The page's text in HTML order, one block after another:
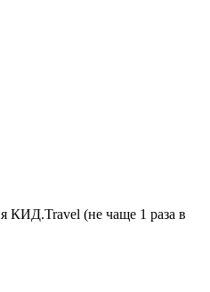
КИД.Travel (не чаще 1 раза в